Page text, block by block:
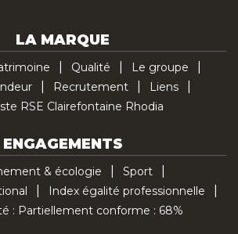
LA MARQUE
Qualité
Le groupe
Recrutement
Liens
RSE Clairefontaine Rhodia
ENGAGEMENTS
& écologie
Sport
Index égalité professionnelle
: Partiellement conforme : 68%